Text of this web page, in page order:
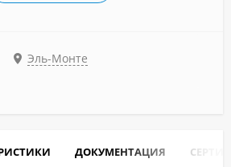
Эль-Монте
ДОКУМЕНТАЦИЯ